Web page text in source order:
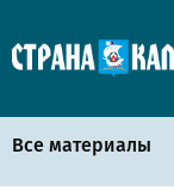
Все материалы